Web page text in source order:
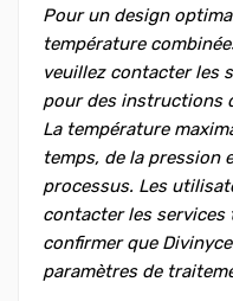
Pour un design
température
veuillez contacter les
pour des instructions
La température
temps, de la pression
processus. Les
contacter les services
confirmer que
paramètres de